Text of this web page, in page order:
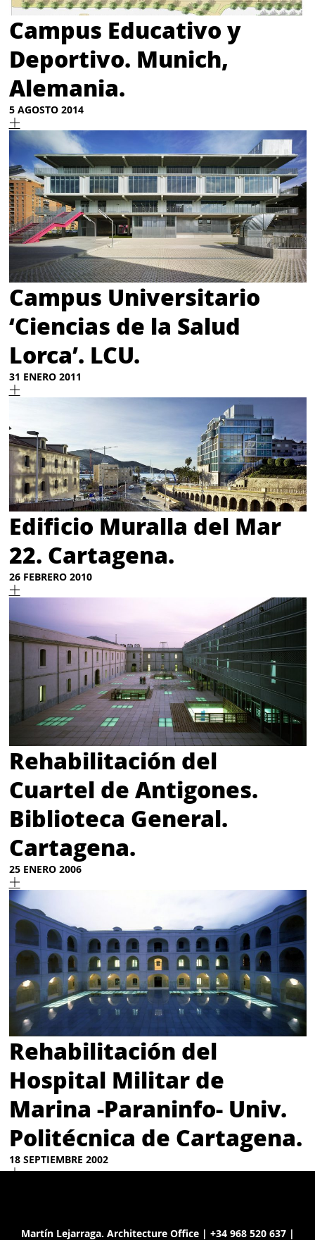
Campus Educativo y
Deportivo. Munich,
Alemania.
5 AGOSTO 2014
Campus Universitario
‘Ciencias de la Salud
Lorca’. LCU.
31 ENERO 2011
Edificio Muralla del Mar
22. Cartagena.
26 FEBRERO 2010
Rehabilitación del
Cuartel de Antigones.
Biblioteca General.
Cartagena.
25 ENERO 2006
Rehabilitación del
Hospital Militar de
Marina -Paraninfo- Univ.
Politécnica de Cartagena.
18 SEPTIEMBRE 2002
Martín Lejarraga. Architecture Office | +34 968 520 637 |